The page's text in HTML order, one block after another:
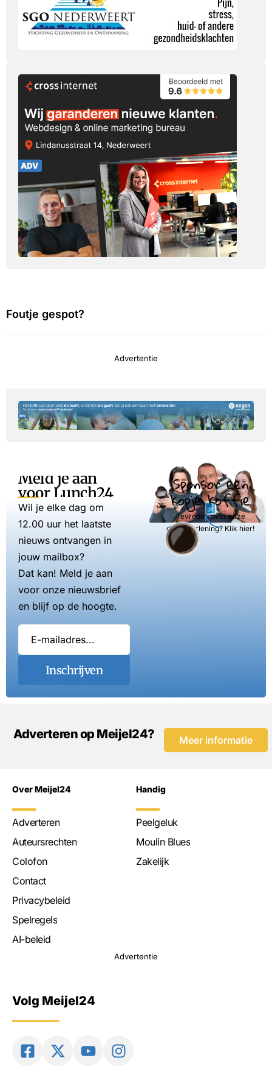
Foutje gespot?
Advertentie
Meld je aan
voor Lunch24
Wil je elke dag om
12.00 uur het laatste
nieuws ontvangen in
jouw mailbox?
Dat kan! Meld je aan
voor onze nieuwsbrief
en blijf op de hoogte.
Inschrijven
Sponsor een
kopje koffie
Tevreden over onze
dienstverlening? Klik hier!
Adverteren op Meijel24? Meer informatie
Over Meijel24
Adverteren
Auteursrechten
Colofon
Contact
Privacybeleid
Spelregels
AI-beleid
Handig
Peelgeluk
Moulin Blues
Zakelijk
Advertentie
Volg Meijel24